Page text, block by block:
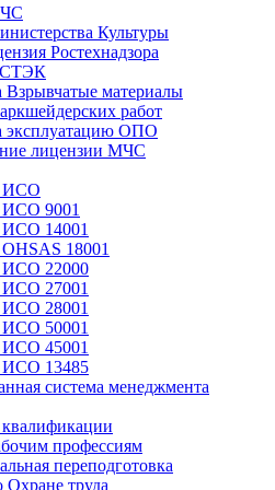
Культуры
Ростехнадзора
Взрывчатые материалы
работ
эксплуатацию ОПО
лицензии МЧС
ИСО
ИСО 9001
ИСО 14001
18001
ИСО 22000
ИСО 27001
ИСО 28001
ИСО 50001
ИСО 45001
ИСО 13485
система менеджмента
профессиям
переподготовка
труда